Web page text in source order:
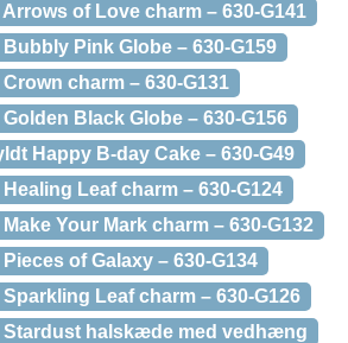
of Love charm – 630-G141
Pink Globe – 630-G159
charm – 630-G131
Black Globe – 630-G156
Happy B-day Cake – 630-G49
Leaf charm – 630-G124
Your Mark charm – 630-G132
of Galaxy – 630-G134
Leaf charm – 630-G126
halskæde med vedhæng